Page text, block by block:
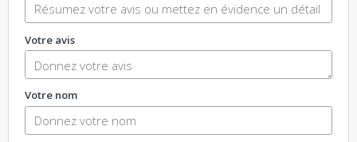
Votre avis
Votre nom